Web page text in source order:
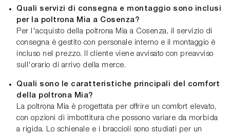
Quali servizi di consegna e montaggio sono inclusi
per la poltrona Mia a Cosenza?
Per l'acquisto della poltrona Mia a Cosenza, il servizio di
consegna è gestito con personale interno e il montaggio è
incluso nel prezzo. Il cliente viene avvisato con preavviso
sull'orario di arrivo della merce.
Quali sono le caratteristiche principali del comfort
della poltrona Mia?
La poltrona Mia è progettata per offrire un comfort elevato,
con opzioni di imbottitura che possono variare da morbida
a rigida. Lo schienale e i braccioli sono studiati per un